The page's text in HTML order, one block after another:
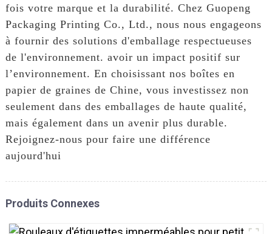
fois votre marque et la durabilité. Chez Guopeng
Packaging Printing Co., Ltd., nous nous engageons
à fournir des solutions d'emballage respectueuses
de l'environnement. avoir un impact positif sur
l’environnement. En choisissant nos boîtes en
papier de graines de Chine, vous investissez non
seulement dans des emballages de haute qualité,
mais également dans un avenir plus durable.
Rejoignez-nous pour faire une différence
aujourd'hui
Produits Connexes